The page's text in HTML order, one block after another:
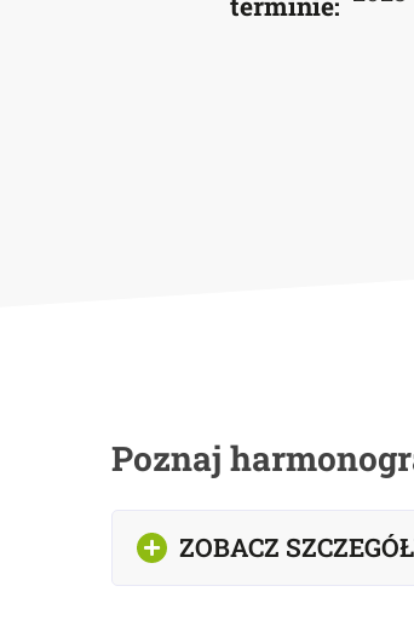
Poznaj
ZOBACZ